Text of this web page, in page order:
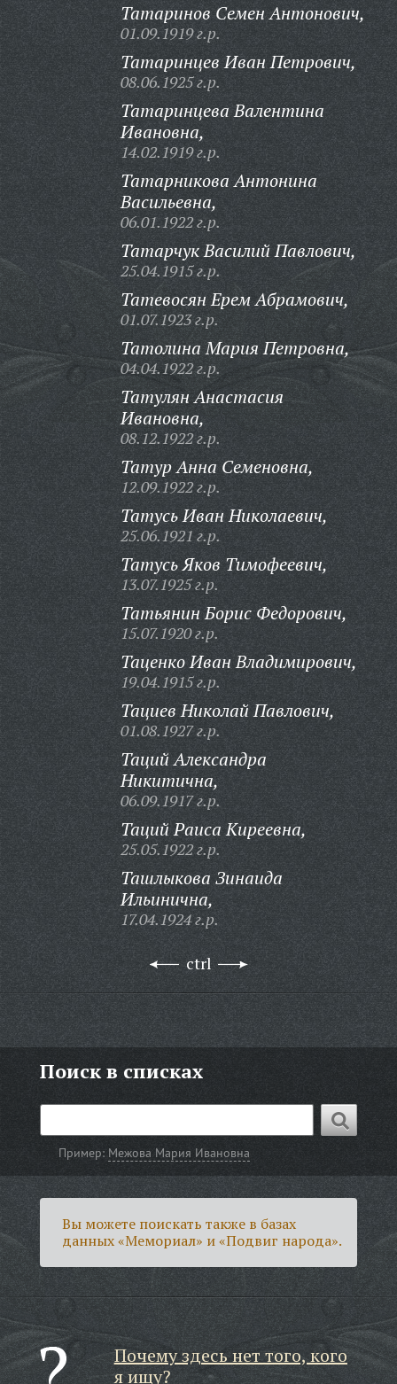
Татаринов Семен Антонович,
01.09.1919 г.р.
Татаринцев Иван Петрович,
08.06.1925 г.р.
Татаринцева Валентина
Ивановна,
14.02.1919 г.р.
Татарникова Антонина
Васильевна,
06.01.1922 г.р.
Татарчук Василий Павлович,
25.04.1915 г.р.
Татевосян Ерем Абрамович,
01.07.1923 г.р.
Татолина Мария Петровна,
04.04.1922 г.р.
Татулян Анастасия
Ивановна,
08.12.1922 г.р.
Татур Анна Семеновна,
12.09.1922 г.р.
Татусь Иван Николаевич,
25.06.1921 г.р.
Татусь Яков Тимофеевич,
13.07.1925 г.р.
Татьянин Борис Федорович,
15.07.1920 г.р.
Таценко Иван Владимирович,
19.04.1915 г.р.
Тациев Николай Павлович,
01.08.1927 г.р.
Таций Александра
Никитична,
06.09.1917 г.р.
Таций Раиса Киреевна,
25.05.1922 г.р.
Ташлыкова Зинаида
Ильинична,
17.04.1924 г.р.
ctrl
Поиск в списках
Пример: Межова Мария Ивановна
Вы можете поискать также в базах
данных «Мемориал» и «Подвиг народа».
Почему здесь нет того, кого
я ищу?